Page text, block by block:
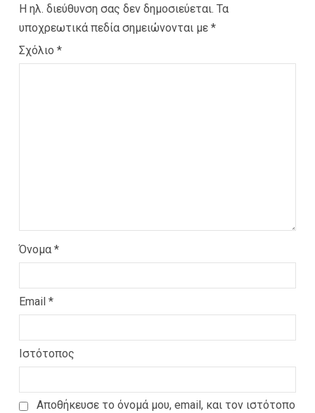
Η ηλ. διεύθυνση σας δεν δημοσιεύεται. Τα
υποχρεωτικά πεδία σημειώνονται με *
Σχόλιο *
Όνομα *
Email *
Ιστότοπος
Αποθήκευσε το όνομά μου, email, και τον ιστότοπο